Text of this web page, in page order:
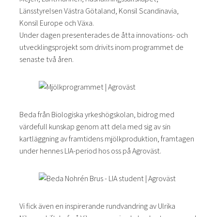
Länsstyrelsen Västra Götaland, Konsil Scandinavia,
Konsil Europe och Växa.
Under dagen presenterades de åtta innovations- och
utvecklingsprojekt som drivits inom programmet de
senaste två åren.
Beda från Biologiska yrkeshögskolan, bidrog med
värdefull kunskap genom att dela med sig av sin
kartläggning av framtidens mjölkproduktion, framtagen
under hennes LIA-period hos oss på Agroväst.
Vi fick även en inspirerande rundvandring av Ulrika